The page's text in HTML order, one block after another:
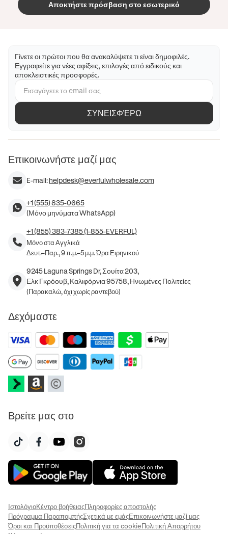
Αποκτήστε πρόσβαση στο εσωτερικό
Γίνετε οι πρώτοι που θα ανακαλύψετε τι είναι δημοφιλές.
Εγγραφείτε για νέες αφίξεις, επιλογές από ειδικούς και
αποκλειστικές προσφορές.
ΣΥΝΕΙΣΦΈΡΩ
Επικοινωνήστε μαζί μας
E-mail:helpdesk@everfulwholesale.com
+1 (555) 835-0665
(Μόνο μηνύματα WhatsApp)
+1 (855) 383-7385 (1-855-EVERFUL)
Μόνο στα Αγγλικά
Δευτ.–Παρ., 9 π.μ.–5 μ.μ. Ώρα Ειρηνικού
9245 Laguna Springs Dr, Σουίτα 203,
Ελκ Γκρόουβ, Καλιφόρνια 95758, Ηνωμένες Πολιτείες
(Παρακαλώ, όχι χωρίς ραντεβού)
Δεχόμαστε
Βρείτε μας στο
ΙστολόγιοΚέντρο βοήθειαςΠληροφορίες αποστολής
Πρόγραμμα ΠαραπομπήςΣχετικά με εμάςΕπικοινωνήστε μαζί μας
Όροι και ΠροϋποθέσειςΠολιτική για τα cookieΠολιτική Απορρήτου